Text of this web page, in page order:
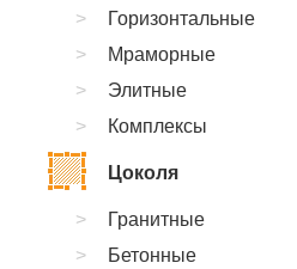
Горизонтальные
Мраморные
Элитные
Комплексы
Цоколя
Гранитные
Бетонные